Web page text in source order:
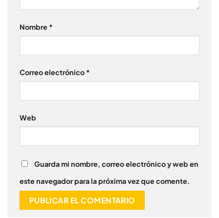
Nombre *
Correo electrónico *
Web
Guarda mi nombre, correo electrónico y web en
este navegador para la próxima vez que comente.